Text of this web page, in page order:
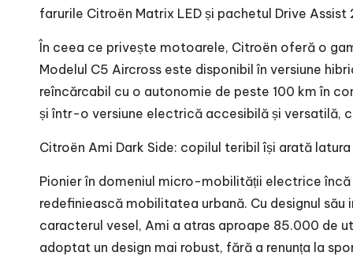
farurile Citroën Matrix LED și pachetul Drive Assist
În ceea ce privește motoarele, Citroën oferă o
Modelul C5 Aircross este disponibil în versiune
reîncărcabil cu o autonomie de peste 100 km în
și într-o versiune electrică accesibilă și versatilă,
Citroën Ami Dark Side: copilul teribil își arată
Pionier în domeniul micro-mobilității electrice
redefiniească mobilitatea urbană. Cu designul
caracterul vesel, Ami a atras aproape 85.000 de
adoptat un design mai robust, fără a renunța la